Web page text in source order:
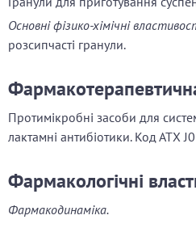
Основні фізико-хімічні
розсипчасті гранули.
Протимікробні засоби для
лактамні антибіотики. Код АТХ
Фармакологічні
Фармакодинаміка.